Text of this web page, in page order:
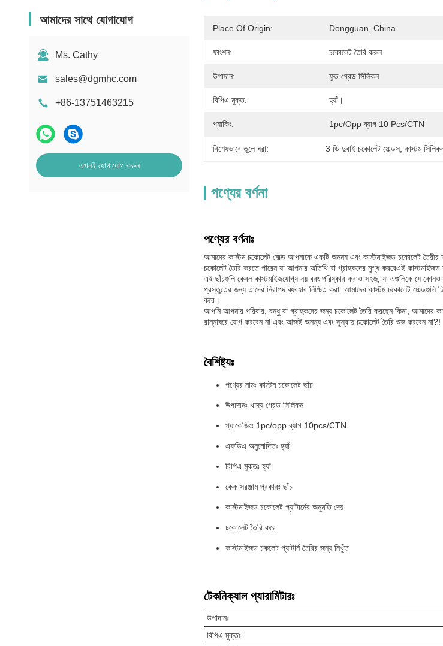
আমাদের সাথে যোগাযোগ
Ms. Cathy
sales@dgmhc.com
+86-13751463215
এখনই যোগাযোগ করুন
Place Of Origin: Dongguan, China
ফাংশন: চকোলেট তৈরি করুন
উপাদান: ফুড গ্রেড সিলিকন
বিপিএ মুক্ত: হ্যাঁ।
প্যাকিং: 1pc/opp ব্যাগ 10 Pcs/CTN
বিশেষভাবে তুলে ধরা: 3 ডি দুবাই চকোলেট মোল্ডস , কাস্টম
পণ্যের বর্ণনা
পণ্যের বর্ণনাঃ
আমাদের কাস্টম চকোলেট মোল্ড আপনাকে একটি অনন্য এবং কাস্টমাইজড চকোলেট তৈরীর
চকোলেট তৈরি করতে পারেন যা আপনার অতিথি বা গ্রাহকদের মুগ্ধ করবেএই কাস্টমাইজড
এই ছাঁচগুলি কেবল কাস্টমাইজযোগ্য নয় বরং পরিষ্কার করাও সহজ, যা এগুলিকে যে
প্রস্তুতের জন্য তাদের নিরাপদ ব্যবহার নিশ্চিত করা. আমাদের কাস্টম চকোলেট
করে।
আপনি আপনার পরিবার, বন্ধু বা গ্রাহকদের জন্য চকোলেট তৈরি করছেন কিনা, আমাদের
রান্নাঘরে যোগ করবেন না এবং আজই অনন্য এবং সুস্বাদু চকোলেট তৈরি শুরু করবেন না?!
বৈশিষ্ট্যঃ
পণ্যের নামঃ কাস্টম চকোলেট ছাঁচ
উপাদানঃ খাদ্য গ্রেড সিলিকন
প্যাকেজিংঃ 1pc/opp ব্যাগ 10pcs/CTN
এফডিএ অনুমোদিতঃ হ্যাঁ
বিপিএ মুক্তঃ হ্যাঁ
কেক সরঞ্জাম প্রকারঃ ছাঁচ
কাস্টমাইজড চকোলেট প্যাটার্নের অনুমতি দেয়
চকোলেট তৈরি করে
কাস্টমাইজড চকলেট প্যাটার্ন তৈরির জন্য নিখুঁত
টেকনিক্যাল প্যারামিটারঃ
উপাদানঃ
বিপিএ মুক্তঃ